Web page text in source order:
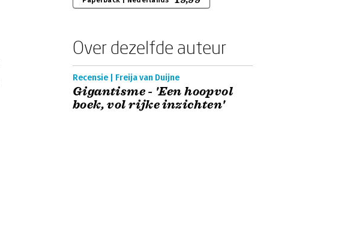
Over dezelfde auteur
Recensie | Freija van Duijne
Gigantisme - 'Een hoopvol
boek, vol rijke inzichten'